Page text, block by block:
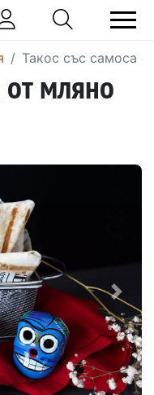
Такос със самоса
от мляно